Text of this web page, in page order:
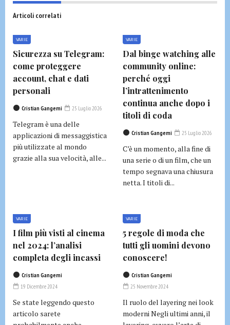
Articoli correlati
VARIE
Sicurezza su Telegram:
come proteggere
account, chat e dati
personali
Cristian Gangemi 25 Luglio 2026
Telegram è una delle
applicazioni di messaggistica
più utilizzate al mondo
grazie alla sua velocità, alle...
VARIE
Dal binge watching alle
community online:
perché oggi
l’intrattenimento
continua anche dopo i
titoli di coda
Cristian Gangemi 25 Luglio 2026
C’è un momento, alla fine di
una serie o di un film, che un
tempo segnava una chiusura
netta. I titoli di...
VARIE
I film più visti al cinema
nel 2024: l’analisi
completa degli incassi
Cristian Gangemi
19 Dicembre 2024
Se state leggendo questo
articolo sarete
VARIE
5 regole di moda che
tutti gli uomini devono
conoscere!
Cristian Gangemi
25 Novembre 2024
Il ruolo del layering nei look
moderni Negli ultimi anni, il